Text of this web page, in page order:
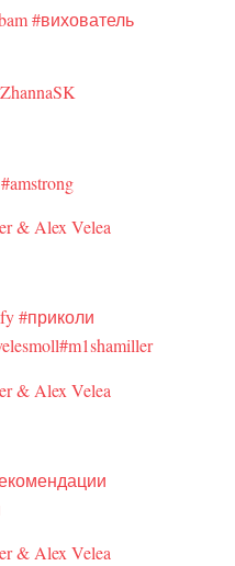
#вихователь
#amstrong
& Alex Velea
#приколи
#m1shamiller
& Alex Velea
& Alex Velea